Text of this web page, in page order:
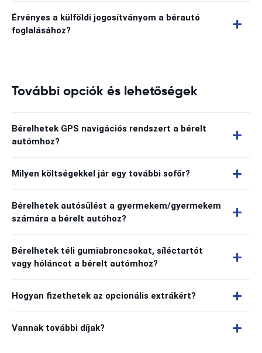
Érvényes a külföldi jogosítványom a bérautó
foglalásához?
További opciók és lehetőségek
Bérelhetek GPS navigációs rendszert a bérelt
autómhoz?
Milyen költségekkel jár egy további sofőr?
Bérelhetek autósülést a gyermekem/gyermekem
számára a bérelt autóhoz?
Bérelhetek téli gumiabroncsokat, síléctartót
vagy hóláncot a bérelt autómhoz?
Hogyan fizethetek az opcionális extrákért?
Vannak további díjak?